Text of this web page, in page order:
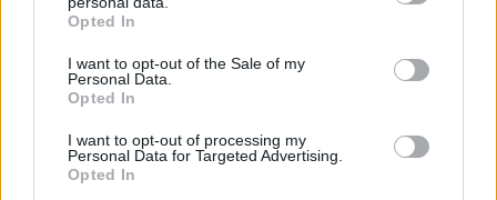
grant or deny consent to Google and its third-party tags to
use your data for below specified purposes in below Google
consent section.
Opted In
I want to opt-out of the Sale of my
Personal Data.
Opted In
I want to opt-out of processing my
Personal Data for Targeted Advertising.
Opted In